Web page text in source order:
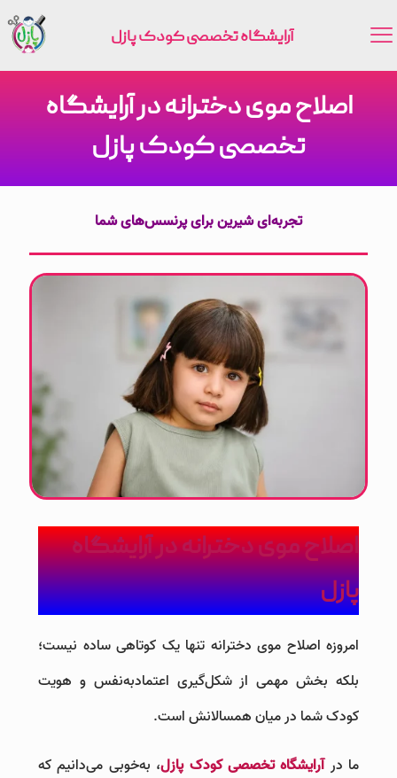
آرایشگاه تخصصی کودک پازل
اصلاح موی دخترانه در آرایشگاه
تخصصی کودک پازل
تجربه‌ای شیرین برای پرنسس‌های شما
اصلاح موی دخترانه در آرایشگاه
پازل
امروزه اصلاح موی دخترانه تنها یک کوتاهی ساده نیست؛
بلکه بخش مهمی از شکل‌گیری اعتمادبه‌نفس و هویت
کودک شما در میان همسالانش است.
ما درآرایشگاه تخصصی کودک پازل، به‌خوبی می‌دانیم که